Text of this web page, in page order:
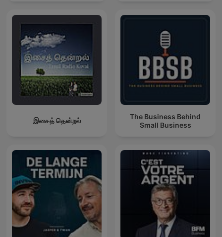
இசைத் தென்றல்
The Business Behind
Small Business